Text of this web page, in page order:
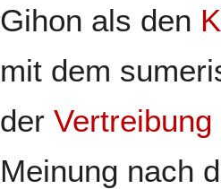
Gihon als den
mit dem
der
Meinung nach